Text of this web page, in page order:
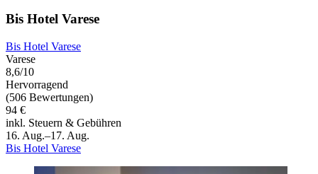
Bis Hotel Varese
Bis Hotel Varese
Varese
8,6/10
Hervorragend
(506 Bewertungen)
94 €
inkl. Steuern & Gebühren
16. Aug.–17. Aug.
Bis Hotel Varese